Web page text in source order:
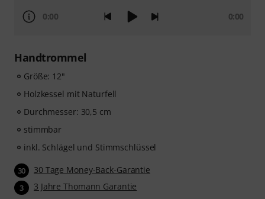
0:00 0:00
Handtrommel
Größe: 12"
Holzkessel mit Naturfell
Durchmesser: 30,5 cm
stimmbar
inkl. Schlägel und Stimmschlüssel
30 30 Tage Money-Back-Garantie
3 3 Jahre Thomann Garantie